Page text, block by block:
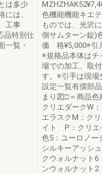
は多少
は、
工事
品特別仕
一覧・
色機能機能キエ
ものでは、光沢
側サムターン錠)
価 格¥5,000※引
※規格品本体はチ
場での加工、取
す。※引手は現場
設定一覧有償部
まり図□＝商品
クリエダークW
エラスクM：ク
イト P：クリエ
色5：ユーロノー
シルキーアッシ
クウォルナット6
ンウォルナット2